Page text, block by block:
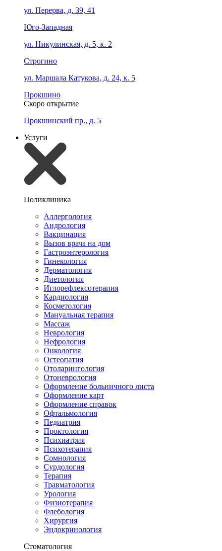
ул. Перерва, д. 39, 41
Юго-Западная
ул. Никулинская, д. 5, к. 2
Строгино
ул. Маршала Катукова, д. 24, к. 5
Прокшино
Скоро открытие
Прокшинский пр., д. 5
Услуги
Поликлиника
Аллергология
Андрология
Вакцинация
Вызов врача на дом
Гастроэнтерология
Гинекология
Дерматология
Диетология
Иглорефлексотерапия
Кардиология
Косметология
Мануальная терапия
Массаж
Неврология
Нефрология
Онкология
Остеопатия
Отоларингология
Отоневрология
Оформление больничного листа
Оформление карт
Оформление справок
Офтальмология
Педиатрия
Проктология
Психиатрия
Психотерапия
Сомнология
Сурдология
Терапия
Травматология
Урология
Физиотерапия
Флебология
Хирургия
Эндокринология
Стоматология